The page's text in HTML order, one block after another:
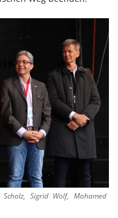
Sigrid Wolf, Mohamed